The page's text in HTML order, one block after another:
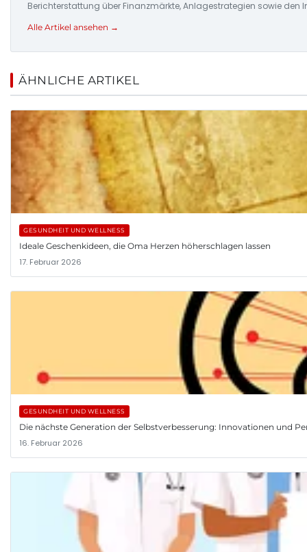
Berichterstattung über Finanzmärkte, Anlagestrategien sowie
Alle Artikel ansehen →
ÄHNLICHE ARTIKEL
GESUNDHEIT UND WELLNESS
Ideale Geschenkideen, die Oma Herzen höherschlagen lassen
17. Februar 2026
GESUNDHEIT UND WELLNESS
Die nächste Generation der Selbstverbesserung: Innovationen und
16. Februar 2026